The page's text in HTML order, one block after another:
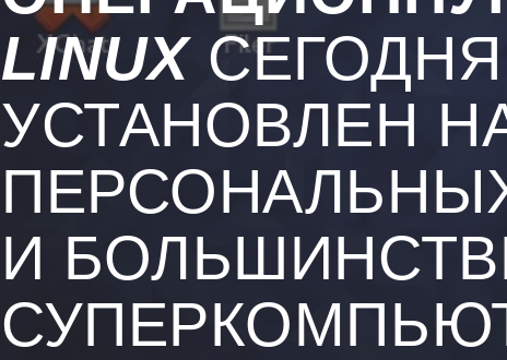
LINUXСЕГОДНЯ
УСТАНОВЛЕН
И